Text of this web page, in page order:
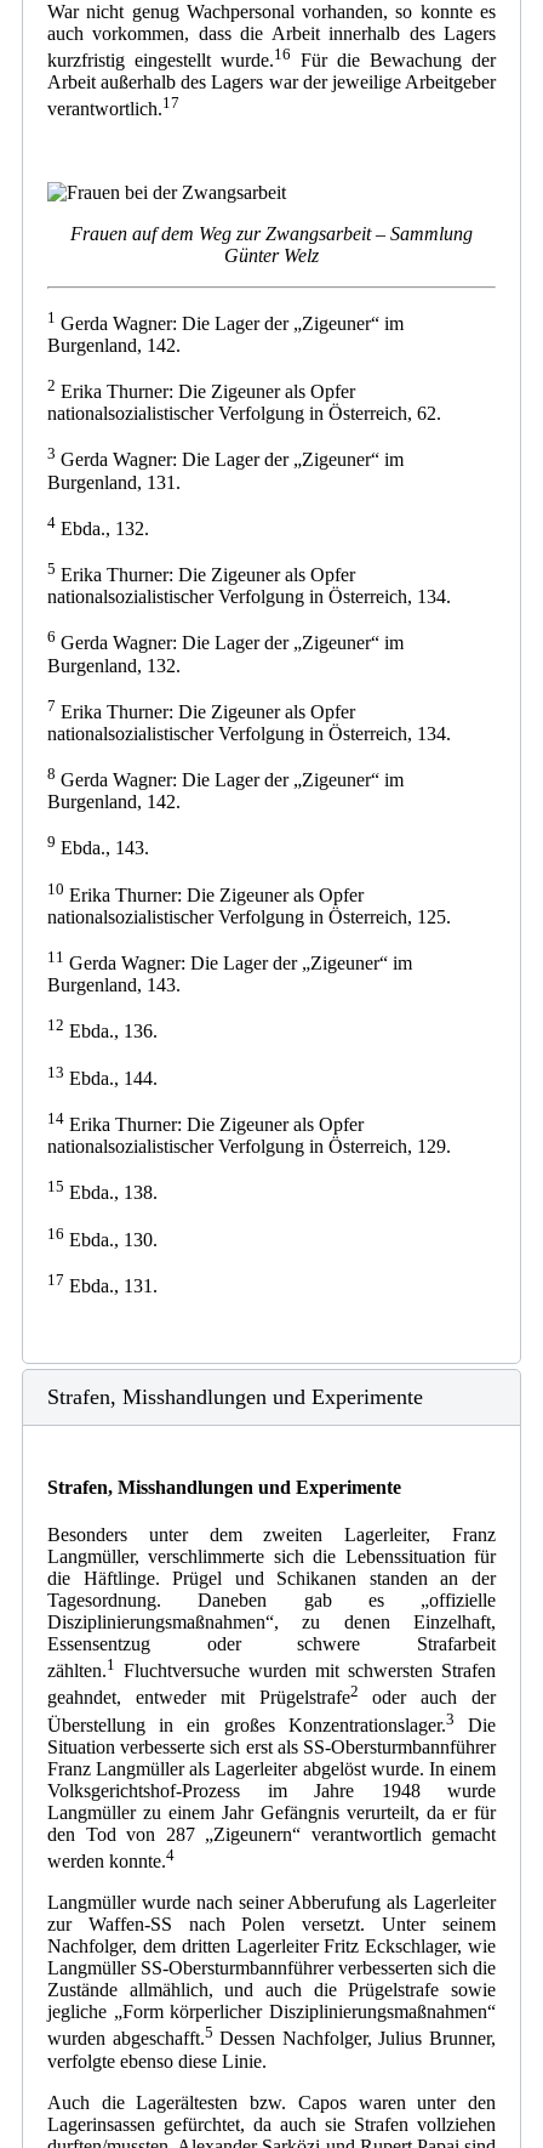
War nicht genug Wachpersonal vorhanden, so konnte es
auch vorkommen, dass die Arbeit innerhalb des Lagers
kurzfristig eingestellt wurde.16 Für die Bewachung der
Arbeit außerhalb des Lagers war der jeweilige Arbeitgeber
verantwortlich.17
Frauen auf dem Weg zur Zwangsarbeit – Sammlung
Günter Welz
1 Gerda Wagner: Die Lager der „Zigeuner“ im
Burgenland, 142.
2 Erika Thurner: Die Zigeuner als Opfer
nationalsozialistischer Verfolgung in Österreich, 62.
3 Gerda Wagner: Die Lager der „Zigeuner“ im
Burgenland, 131.
4 Ebda., 132.
5 Erika Thurner: Die Zigeuner als Opfer
nationalsozialistischer Verfolgung in Österreich, 134.
6 Gerda Wagner: Die Lager der „Zigeuner“ im
Burgenland, 132.
7 Erika Thurner: Die Zigeuner als Opfer
nationalsozialistischer Verfolgung in Österreich, 134.
8 Gerda Wagner: Die Lager der „Zigeuner“ im
Burgenland, 142.
9 Ebda., 143.
10 Erika Thurner: Die Zigeuner als Opfer
nationalsozialistischer Verfolgung in Österreich, 125.
11 Gerda Wagner: Die Lager der „Zigeuner“ im
Burgenland, 143.
12 Ebda., 136.
13 Ebda., 144.
14 Erika Thurner: Die Zigeuner als Opfer
nationalsozialistischer Verfolgung in Österreich, 129.
15 Ebda., 138.
16 Ebda., 130.
17 Ebda., 131.
Strafen, Misshandlungen und Experimente
Strafen, Misshandlungen und Experimente
Besonders unter dem zweiten Lagerleiter, Franz
Langmüller, verschlimmerte sich die Lebenssituation für
die Häftlinge. Prügel und Schikanen standen an der
Tagesordnung. Daneben gab es „offizielle
Disziplinierungsmaßnahmen“, zu denen Einzelhaft,
Essensentzug oder schwere Strafarbeit
zählten.1
Fluchtversuche wurden mit schwersten Strafen
geahndet, entweder mit Prügelstrafe2 oder auch der
Überstellung in ein großes Konzentrationslager.3
Die
Situation verbesserte sich erst als SS-Obersturmbannführer
Franz Langmüller als Lagerleiter abgelöst wurde. In einem
Volksgerichtshof-Prozess im Jahre 1948 wurde
Langmüller zu einem Jahr Gefängnis verurteilt, da er für
den Tod von 287 „Zigeunern“ verantwortlich gemacht
werden konnte.4
Langmüller wurde nach seiner Abberufung als Lagerleiter
zur Waffen-SS nach Polen versetzt. Unter seinem
Nachfolger, dem dritten Lagerleiter Fritz Eckschlager, wie
Langmüller SS-Obersturmbannführer verbesserten sich die
Zustände allmählich, und auch die Prügelstrafe sowie
jegliche „Form körperlicher Disziplinierungsmaßnahmen“
wurden abgeschafft.5 Dessen Nachfolger, Julius Brunner,
verfolgte ebenso diese Linie.
Auch die Lagerältesten bzw. Capos waren unter den
Lagerinsassen gefürchtet, da auch sie Strafen vollziehen